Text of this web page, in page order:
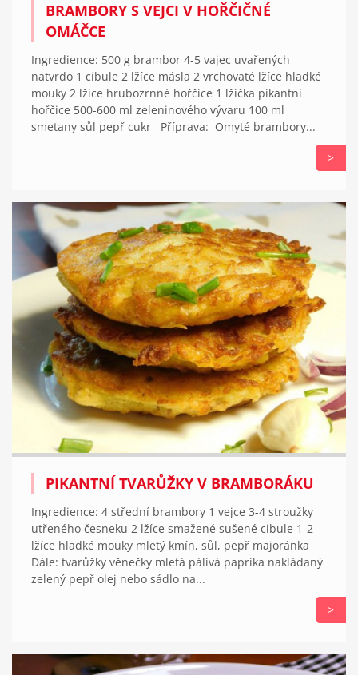
BRAMBORY S VEJCI V HOŘČIČNÉ
OMÁČCE
Ingredience: 500 g brambor 4-5 vajec uvařených
natvrdo 1 cibule 2 lžíce másla 2 vrchovaté lžíce hladké
mouky 2 lžíce hrubozrnné hořčice 1 lžička pikantní
hořčice 500-600 ml zeleninového vývaru 100 ml
smetany sůl pepř cukr Příprava: Omyté brambory...
>
PIKANTNÍ TVARŮŽKY V BRAMBORÁKU
Ingredience: 4 střední brambory 1 vejce 3-4 stroužky
utřeného česneku 2 lžíce smažené sušené cibule 1-2
lžíce hladké mouky mletý kmín, sůl, pepř majoránka
Dále: tvarůžky věnečky mletá pálivá paprika nakládaný
zelený pepř olej nebo sádlo na...
>